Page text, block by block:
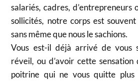
salariés, cadres, d’entrepreneurs
sollicités, notre corps est
sans même que nous le sachions.
Vous est-il déjà arrivé de vous
réveil, ou d’avoir cette sensation
poitrine qui ne vous quitte plus